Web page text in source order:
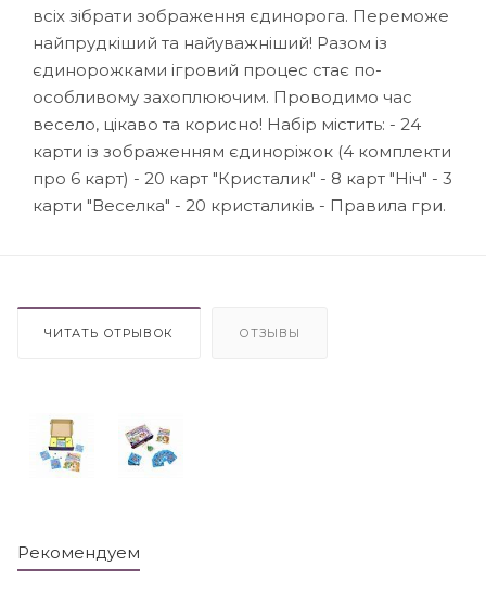
всіх зібрати зображення єдинорога. Переможе
найпрудкіший та найуважніший! Разом із
єдинорожками ігровий процес стає по-
особливому захоплюючим. Проводимо час
весело, цікаво та корисно! Набір містить: - 24
карти із зображенням єдиноріжок (4 комплекти
про 6 карт) - 20 карт "Кристалик" - 8 карт "Ніч" - 3
карти "Веселка" - 20 кристаликів - Правила гри.
ЧИТАТЬ ОТРЫВОК ОТЗЫВЫ
Рекомендуем